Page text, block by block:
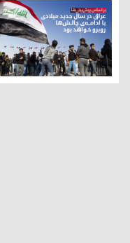
پیش‌بینی تدوام انبوه